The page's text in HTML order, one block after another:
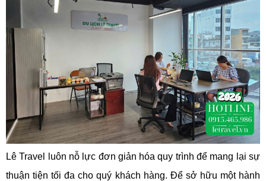
Lê Travel luôn nỗ lực đơn giản hóa quy trình để mang lại sự
thuận tiện tối đa cho quý khách hàng. Để sở hữu một hành